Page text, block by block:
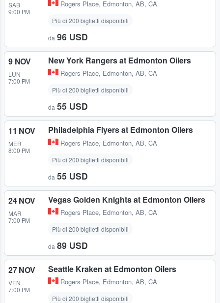
SAB
9:00 PM
Rogers Place, Edmonton, AB, CA
Più di 200 biglietti disponibili
da 96 USD
9 NOV
LUN
7:00 PM
New York Rangers at Edmonton Oilers
Rogers Place, Edmonton, AB, CA
Più di 200 biglietti disponibili
da 55 USD
11 NOV
MER
8:00 PM
Philadelphia Flyers at Edmonton Oilers
Rogers Place, Edmonton, AB, CA
Più di 200 biglietti disponibili
da 55 USD
24 NOV
MAR
7:00 PM
Vegas Golden Knights at Edmonton Oilers
Rogers Place, Edmonton, AB, CA
Più di 200 biglietti disponibili
da 89 USD
27 NOV
VEN
7:00 PM
Seattle Kraken at Edmonton Oilers
Rogers Place, Edmonton, AB, CA
Più di 200 biglietti disponibili